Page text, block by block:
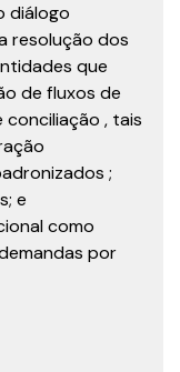
diálogo
resolução dos
que
de fluxos de
, tais
;
e
como
por